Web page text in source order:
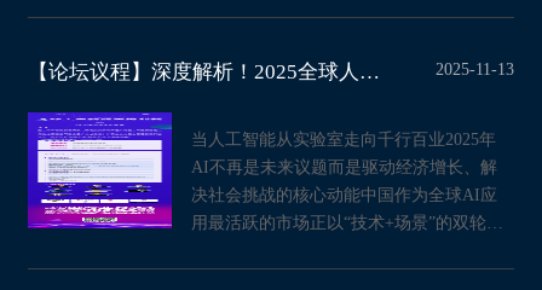
【论坛议程】深度解析！2025全球人工智能应用创新议程，为你铺就AI发展之路 2025-11-13
当人工智能从实验室走向千行百业2025年
AI不再是未来议题而是驱动经济增长、解
决社会挑战的核心动能中国作为全球AI应
用最活跃的市场正以“技术+场景”的双轮驱